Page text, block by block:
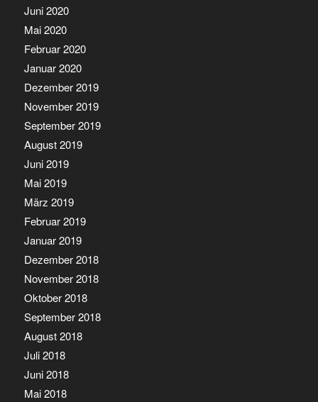
Juni 2020
Mai 2020
Februar 2020
Januar 2020
Dezember 2019
November 2019
September 2019
August 2019
Juni 2019
Mai 2019
März 2019
Februar 2019
Januar 2019
Dezember 2018
November 2018
Oktober 2018
September 2018
August 2018
Juli 2018
Juni 2018
Mai 2018